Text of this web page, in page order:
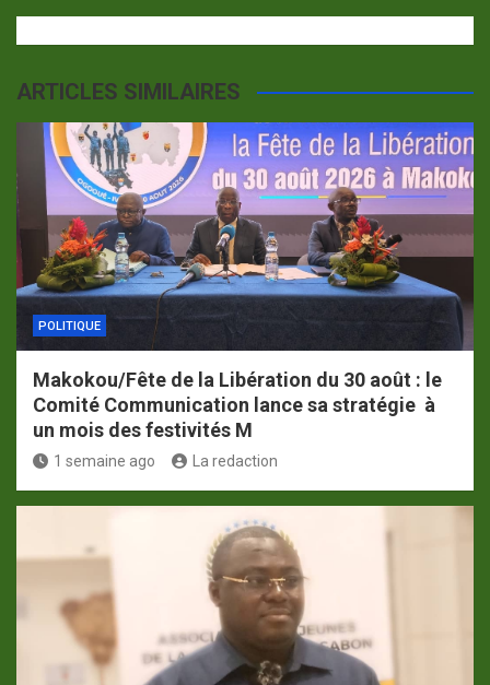
ARTICLES SIMILAIRES
POLITIQUE
Makokou/Fête de la Libération du 30 août : le
Comité Communication lance sa stratégie à
un mois des festivités M
1 semaine ago La redaction